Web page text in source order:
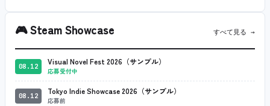
🎮Steam Showcase すべて見る →
08.12 Visual Novel Fest 2026（サンプル）
応募受付中
08.12 Tokyo Indie Showcase 2026（サンプル）
応募前